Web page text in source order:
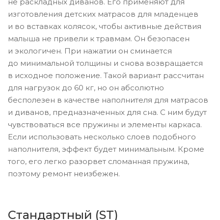
изготовления детских матрасов для младенцев
и во вставках колясок, чтобы активные действия
малыша не привели к травмам. Он безопасен
и экологичен. При нажатии он сминается
до минимальной толщины и снова возвращается
в исходное положение. Такой вариант рассчитан
для нагрузок до 60 кг, но он абсолютно
бесполезен в качестве наполнителя для матрасов
и диванов, предназначенных для сна. С ним будут
чувствоваться все пружины и элементы каркаса.
Если использовать несколько слоев подобного
наполнителя, эффект будет минимальным. Кроме
того, его легко разорвет сломанная пружина,
поэтому ремонт неизбежен.
Стандартный (ST)